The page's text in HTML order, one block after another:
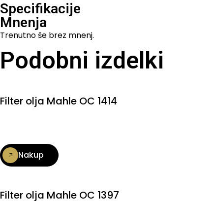
Specifikacije
Mnenja
Trenutno še brez mnenj.
Podobni izdelki
Filter olja Mahle OC 1414
Nakup
Filter olja Mahle OC 1397